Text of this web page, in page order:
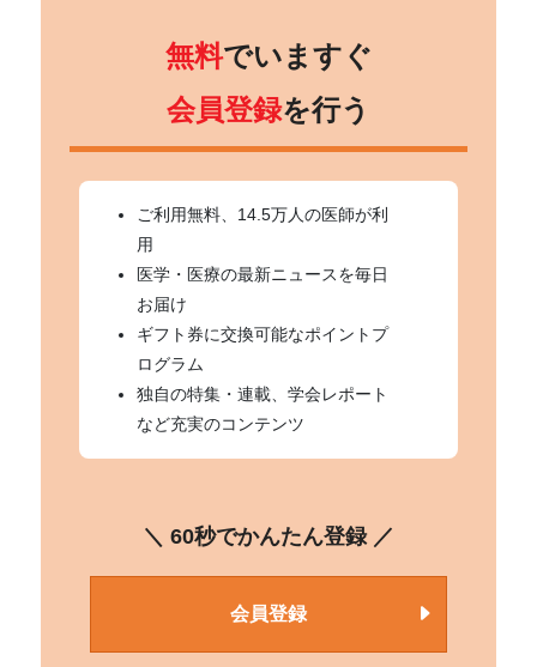
無料でいますぐ
会員登録を行う
ご利用無料、14.5万人の医師が利
用
医学・医療の最新ニュースを毎日
お届け
ギフト券に交換可能なポイントプ
ログラム
独自の特集・連載、学会レポート
など充実のコンテンツ
＼ 60秒でかんたん登録 ／
会員登録